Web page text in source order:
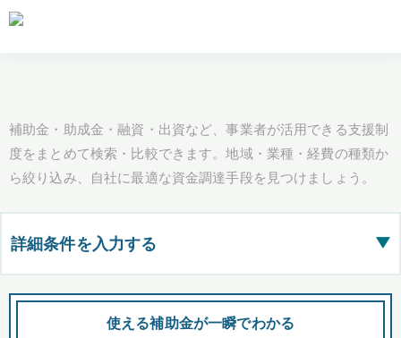
補助金・助成金・融資・出資など、事業者が活用できる支援制
度をまとめて検索・比較できます。地域・業種・経費の種類か
ら絞り込み、自社に最適な資金調達手段を見つけましょう。
詳細条件を入力する ▶
都道府県
使える補助金が一瞬でわかる